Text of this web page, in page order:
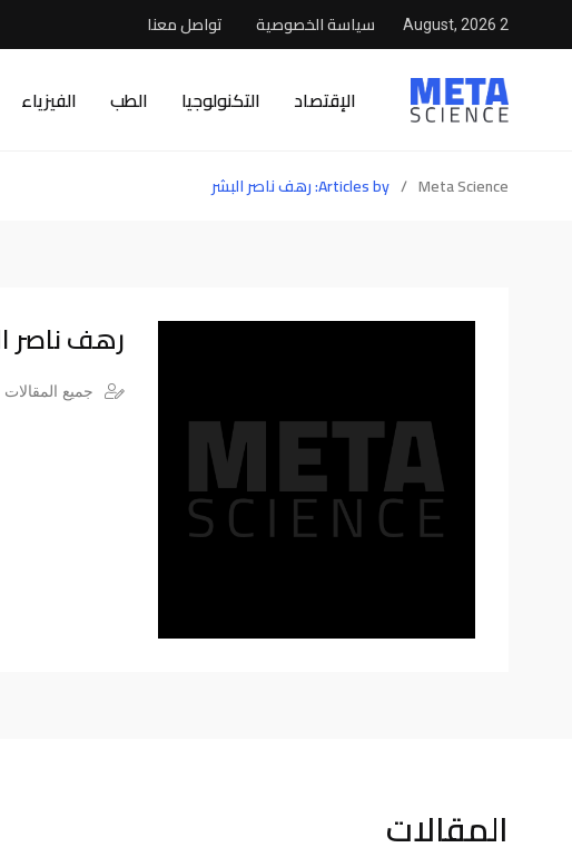
2 August, 2026 سياسة الخصوصية تواصل معنا
الإقتصاد التكنولوجيا الطب الفيزياء
Meta Science
/ Articles by: رهف ناصر البشر
رهف ناصر
جميع المقالات
المقالات